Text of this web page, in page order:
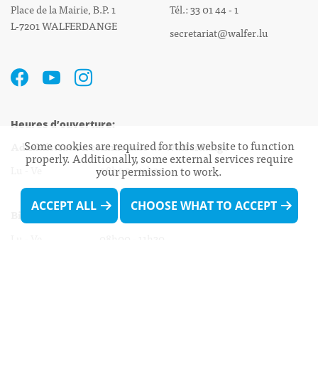
Place de la Mairie, B.P. 1
L-7201 WALFERDANGE
Tél.: 33 01 44 - 1
secretariat@walfer.lu
Heures d’ouverture:
Administration communale de Walferdange
Lu - Ve 08h00 - 11h30
13h30 - 16h00
Biergercenter
Some cookies are required for this website to function
properly. Additionally, some external services require
your permission to work.
ACCEPT ALL CHOOSE WHAT TO ACCEPT